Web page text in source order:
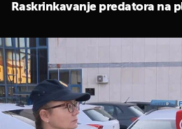
Raskrinkavanje predatora na